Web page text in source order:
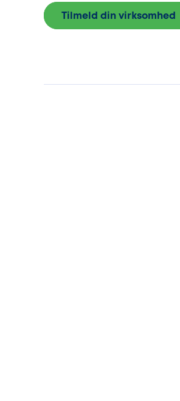
Tilmeld din virksomhed